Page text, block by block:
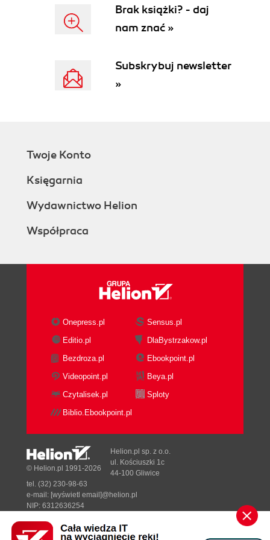
Co potrafią filtry (46)
Zmiana stopnia jasności wybranych pikseli
Tworzenie nowych pikseli (50)
Przegląd dostępnych procedur (50)
Zniekształcenie (Distort) (52)
Pikslowanie (Pixelate) (53)
Wyostrzanie (Sharpen) (54)
Wideo (Video) (55)
Inne (Other) (55)
Najpopularniejsze pakiety filtrów (55)
MetaCreations (56)
Eye Candy firmy Alien Skin (57)
Extensis (57)
Co dalej? (58)
Rozdział 4. Malowanie (59)
Malarstwo w liczbach; praca pędzlem (59)
Pędzle cienkie i grube (59)
Mokre brzegi (60)
Auto-gumka (60)
Zanik (Fade) (63)
Stawianie kresek (64)
Malarstwo olejne (64)
effects) (65)
Brak książki? - daj
nam znać »
Subskrybuj newsletter
»
Twoje Konto
Księgarnia
Wydawnictwo Helion
Współpraca
Onepress.pl
Sensus.pl
Editio.pl
DlaBystrzakow.pl
Bezdroza.pl
Ebookpoint.pl
Videopoint.pl
Beya.pl
Czytalisek.pl
Sploty
Biblio.Ebookpoint.pl
Designed with ♥ byTonik.pl
© Helion.pl 1991-2026
Helion.pl sp. z o.o.
ul. Kościuszki 1c
44-100 Gliwice
tel. (32) 230-98-63
e-mail: [wyświetl email]@helion.pl
NIP: 6312636254